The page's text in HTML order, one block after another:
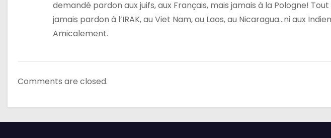
e
demandé pardon aux juifs, aux Français, mais jamais à la Pologne!
jamais pardon à l’IRAK, au Viet Nam, au Laos, au Nicaragua…ni aux
Amicalement.
Comments are closed.